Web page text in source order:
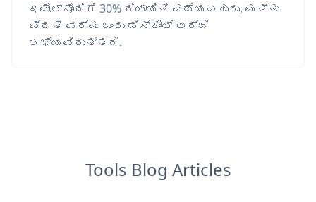
ಇಮೇಲ್‌ನೊಂದಿಗೆ 30% ರಿಯಾಯಿತಿ ಪಡೆಯಬಹುದು, ಮತ್ತು
ಪ್ರತಿ ವರ್ಷ ಒಂದು ಡಿಸ್ಕೌಂಟ್ ಅರ್ಜಿ
ಲಭ್ಯವಿರುತ್ತದೆ.
Tools Blog Articles